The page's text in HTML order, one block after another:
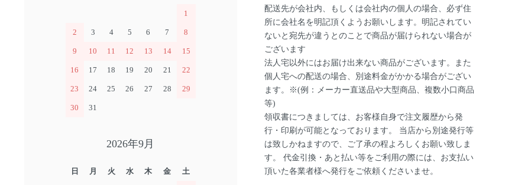
1
2 3 4 5 6 7 8
9 10 11 12 13 14 15
16 17 18 19 20 21 22
23 24 25 26 27 28 29
30 31
2026年9月
日 月 火 水 木 金 土
配送先が会社内、もしくは会社内の個人の場合、必ず住
所に会社名を明記頂くようお願いします。明記されてい
ないと宛先が違うとのことで商品が届けられない場合が
ございます
法人宅以外にはお届け出来ない商品がございます。また
個人宅への配送の場合、別途料金がかかる場合がござい
ます。※(例：メーカー直送品や大型商品、複数小口商品
等)
領収書につきましては、お客様自身で注文履歴から発
行・印刷が可能となっております。 当店から別途発行等
は致しかねますので、ご了承の程よろしくお願い致しま
す。 代金引換・あと払い等をご利用の際には、お支払い
頂いた各業者様へ発行をご依頼くださいませ。